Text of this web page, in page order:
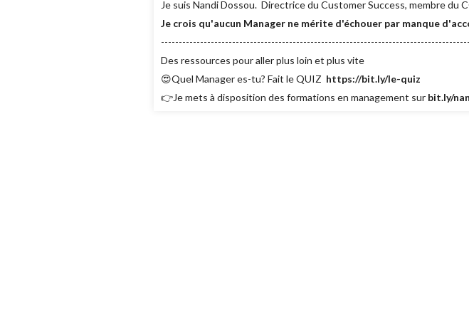
Je suis Nandi Dossou. Directrice du Customer Success, membre du
Je crois qu'aucun Manager ne mérite d'échouer par manque
Des ressources pour aller plus loin et plus vite
😍Quel Manager es-tu? Fait le QUIZ https://bit.ly/le-quiz
👉Je mets à disposition des formations en management surbit.ly/